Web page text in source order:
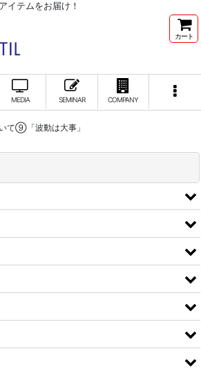
イテムをお届け！
カート
MEDIA SEMINAR COMPANY
て⑨「波動は大事」